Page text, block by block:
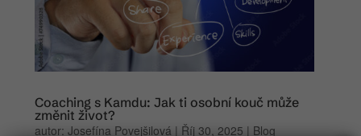
Coaching s Kamdu: Jak ti osobní kouč může
změnit život?
autor:Josefína Povejšilová | Říj 30, 2025 | Blog